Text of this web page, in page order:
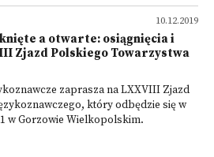
10.12.2019
a otwarte: osiągnięcia i
Zjazd Polskiego Towarzystwa
zaprasza na LXXVIII Zjazd
który odbędzie się w
w Gorzowie Wielkopolskim.